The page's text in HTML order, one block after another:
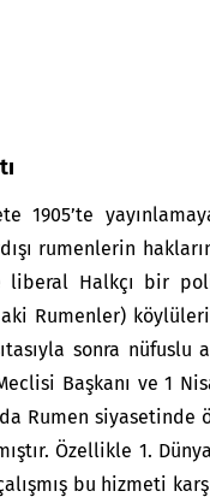
1905’te
rumenlerin
Halkçı bir
Rumenler)
sonra
Başkanı ve 1
Rumen siyasetinde
Özellikle 1.
bu hizmeti